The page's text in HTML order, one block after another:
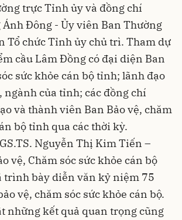
trực Tỉnh ủy và đồng chí
Đông - Ủy viên Ban Thường
Tổ chức Tỉnh ủy chủ trì. Tham dự
cầu Lâm Đồng có đại diện Ban
sức khỏe cán bộ tỉnh; lãnh đạo
ngành của tỉnh; các đồng chí
và thành viên Ban Bảo vệ, chăm
bộ tỉnh qua các thời kỳ.
Nguyễn Thị Kim Tiến –
vệ, Chăm sóc sức khỏe cán bộ
trình bày diễn văn kỷ niệm 75
vệ, chăm sóc sức khỏe cán bộ.
những kết quả quan trọng cũng